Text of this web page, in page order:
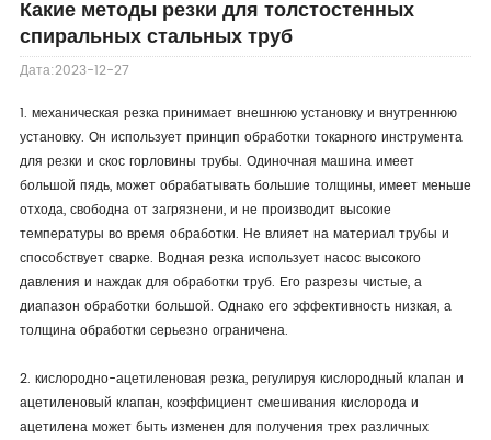
Какие методы резки для толстостенных
спиральных стальных труб
Дата:2023-12-27
1. механическая резка принимает внешнюю установку и внутреннюю
установку. Он использует принцип обработки токарного инструмента
для резки и скос горловины трубы. Одиночная машина имеет
большой пядь, может обрабатывать большие толщины, имеет меньше
отхода, свободна от загрязнени, и не производит высокие
температуры во время обработки. Не влияет на материал трубы и
способствует сварке. Водная резка использует насос высокого
давления и наждак для обработки труб. Его разрезы чистые, а
диапазон обработки большой. Однако его эффективность низкая, а
толщина обработки серьезно ограничена.
2. кислородно-ацетиленовая резка, регулируя кислородный клапан и
ацетиленовый клапан, коэффициент смешивания кислорода и
ацетилена может быть изменен для получения трех различных